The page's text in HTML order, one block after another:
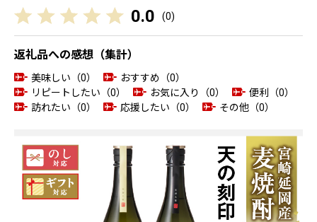
0.0 (0)
返礼品への感想（集計）
美味しい（0）
おすすめ（0）
リピートしたい（0）
お気に入り（0）
便利（0）
訪れたい（0）
応援したい（0） その他（0）